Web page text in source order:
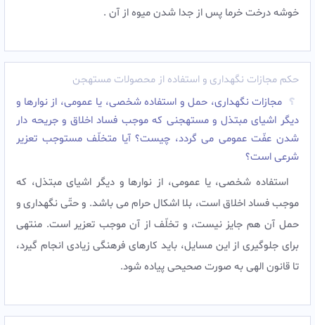
خوشه درخت خرما پس از جدا شدن میوه از آن .
حکم مجازات نگهداری و استفاده از محصولات مستهجن
مجازات نگهدارى، حمل و استفاده شخصى، یا عمومى، از نوارها و
دیگر اشیاى مبتذل و مستهجنى که موجب فساد اخلاق و جریحه دار
شدن عفّت عمومى مى گردد، چیست؟ آیا متخلّف مستوجب تعزیر
شرعى است؟
استفاده شخصى، یا عمومى، از نوارها و دیگر اشیاى مبتذل، که
موجب فساد اخلاق است، بلا اشکال حرام مى باشد. و حتّى نگهدارى و
حمل آن هم جایز نیست، و تخلّف از آن موجب تعزیر است. منتهى
براى جلوگیرى از این مسایل، باید کارهاى فرهنگى زیادى انجام گیرد،
تا قانون الهى به صورت صحیحى پیاده شود.‌